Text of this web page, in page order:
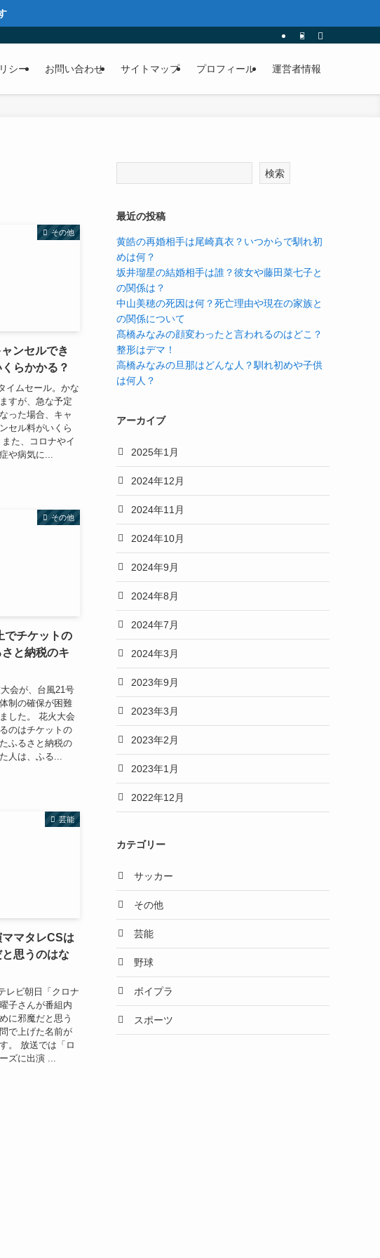
シー お問い合わせ サイトマップ プロフィール 運営者情報
その他
ンセルでき
らかかる？
イムセール。かな
すが、急な予定
った場合、キャ
セル料がいくら
た、コロナやイ
や病気に...
その他
でチケットの
と納税のキ
会が、台風21号
制の確保が困難
した。 花火大会
のはチケットの
ふるさと納税の
人は、ふる...
芸能
マタレCSは
思うのはな
レビ朝日「クロナ
子さんが番組内
に邪魔だと思う
で上げた名前が
。 放送では「ロ
ズに出演 ...
検索
最近の投稿
黄皓の再婚相手は尾崎真衣？いつからで馴れ初
めは何？
坂井瑠星の結婚相手は誰？彼女や藤田菜七子と
の関係は？
中山美穂の死因は何？死亡理由や現在の家族と
の関係について
髙橋みなみの顔変わったと言われるのはどこ？
整形はデマ！
高橋みなみの旦那はどんな人？馴れ初めや子供
は何人？
アーカイブ
2025年1月
2024年12月
2024年11月
2024年10月
2024年9月
2024年8月
2024年7月
2024年3月
2023年9月
2023年3月
2023年2月
2023年1月
2022年12月
カテゴリー
サッカー
その他
芸能
野球
ボイプラ
スポーツ